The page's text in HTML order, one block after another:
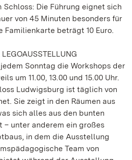
Schloss: Die Führung eignet sich
von 45 Minuten besonders für
Familienkarte beträgt 10 Euro.
Sonntag die Workshops der
um 11.00, 13.00 und 15.00 Uhr.
Ludwigsburg ist täglich von
Sie zeigt in den Räumen aus
sich alles aus den bunten
– unter anderem ein großes
in dem die Ausstellung
Team von